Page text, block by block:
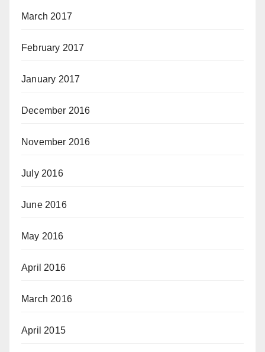
March 2017
February 2017
January 2017
December 2016
November 2016
July 2016
June 2016
May 2016
April 2016
March 2016
April 2015